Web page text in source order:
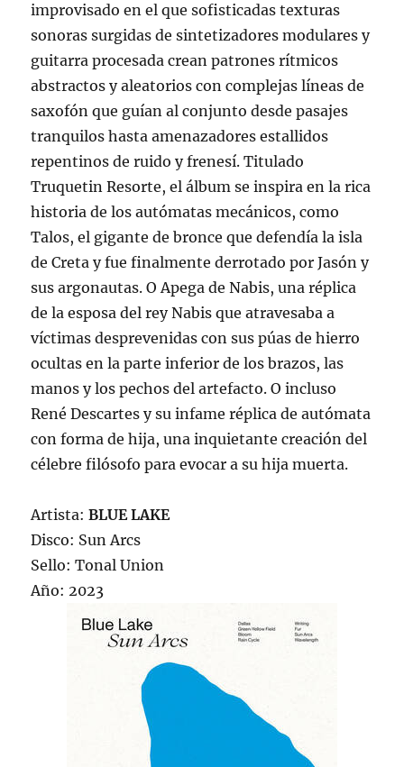
improvisado en el que sofisticadas texturas
sonoras surgidas de sintetizadores modulares y
guitarra procesada crean patrones rítmicos
abstractos y aleatorios con complejas líneas de
saxofón que guían al conjunto desde pasajes
tranquilos hasta amenazadores estallidos
repentinos de ruido y frenesí. Titulado
Truquetin Resorte, el álbum se inspira en la rica
historia de los autómatas mecánicos, como
Talos, el gigante de bronce que defendía la isla
de Creta y fue finalmente derrotado por Jasón y
sus argonautas. O Apega de Nabis, una réplica
de la esposa del rey Nabis que atravesaba a
víctimas desprevenidas con sus púas de hierro
ocultas en la parte inferior de los brazos, las
manos y los pechos del artefacto. O incluso
René Descartes y su infame réplica de autómata
con forma de hija, una inquietante creación del
célebre filósofo para evocar a su hija muerta.
Artista:BLUE LAKE
Disco: Sun Arcs
Sello: Tonal Union
Año: 2023